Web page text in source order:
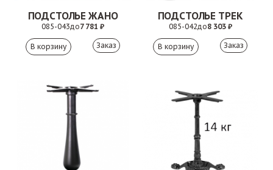
ПОДСТОЛЬЕ ЖАНО
085-043до7 781 ₽
Заказ
ПОДСТОЛЬЕ ТРЕК
085-042до8 303 ₽
Заказ